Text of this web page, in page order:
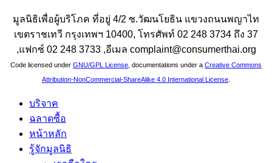
มูลนิธิเพื่อผู้บริโภค ที่อยู่ 4/2 ซ.วัฒนโยธิน แขวงถนนพญาไท
เขตราชเทวี กรุงเทพฯ 10400, โทรศัพท์ 02 248 3734 ถึง 37
,แฟกซ์ 02 248 3733 ,อีเมล complaint@consumerthai.org
Code licensed under GNU/GPL License , documentations under a Creative Commons
Attribution-NonCommercial-ShareAlike 4.0 International License
บริจาค
ฉลาดซื้อ
หน้าหลัก
รู้จักมูลนิธิ